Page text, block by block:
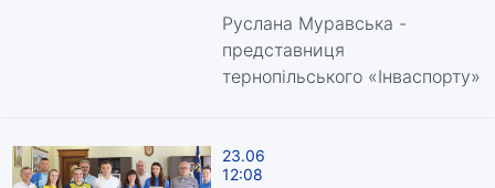
Руслана Муравська -
представниця
тернопільського «Інваспорту»
23.06
12:08